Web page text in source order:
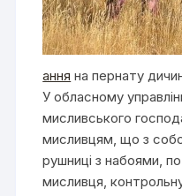
ання на пернату
У обласному
мисливського
мисливцям, що з
рушниці з набоями,
мисливця,